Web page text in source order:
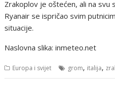
Zrakoplov je oštećen, ali na svu
Ryanair se ispričao svim
situacije.
Naslovna slika: inmeteo.net
Europa i svijet grom, italija,